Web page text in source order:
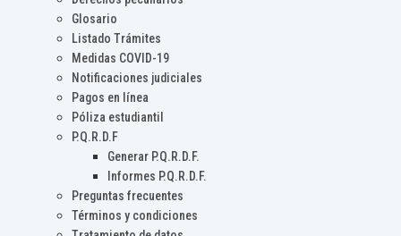
Glosario
Listado Trámites
Medidas COVID-19
Notificaciones judiciales
Pagos en línea
Póliza estudiantil
P.Q.R.D.F
Generar P.Q.R.D.F.
Informes P.Q.R.D.F.
Preguntas frecuentes
Términos y condiciones